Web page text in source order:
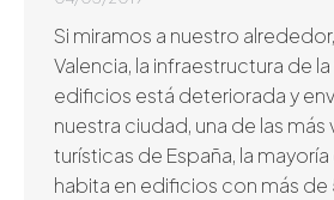
Si miramos a nuestro
Valencia, la infraestructura de
edificios está deteriorada y
nuestra ciudad, una de las más
turísticas de España, la
habita en edificios con más de